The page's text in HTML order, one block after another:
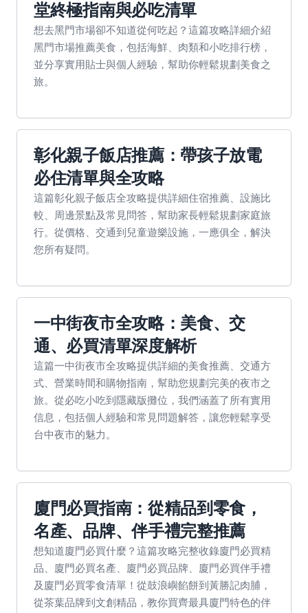
堂終極指南與必吃清單
想去黑門市場卻不知道從何吃起？這篇攻略詳細介紹
黑門市場推薦美食，包括海鮮、肉類和小吃排行榜，
並分享實用貼士與個人經驗，幫助你輕鬆規劃美食之
旅。
彰化親子飯店推薦：帶孩子放電
必住清單與全攻略
這篇彰化親子飯店全攻略提供詳細住宿推薦、設施比
較、周邊景點及常見問答，幫助家長輕鬆規劃家庭旅
行。從價格、交通到兒童遊樂設施，一應俱全，解決
您所有疑問。
一中街夜市全攻略：美食、交
通、必買清單深度解析
這篇一中街夜市全攻略提供詳細的美食推薦、交通方
式、營業時間和購物指南，幫助您規劃完美的夜市之
旅。從必吃小吃到隱藏版攤位，我們涵蓋了所有實用
信息，包括個人經驗和常見問題解答，讓您輕鬆享受
台中夜市的魅力。
廈門必買指南：從精品到零食，
名產、品牌、伴手禮完整推薦
想知道廈門必買什麼？這篇攻略完整收錄廈門必買精
品、廈門必買名產、廈門必買品牌、廈門必買伴手禮
及廈門必買零食清單！從鼓浪嶼餡餅到黃勝記肉脯，
從茶葉品牌到文創精品，教你買齊最具廈門特色的伴